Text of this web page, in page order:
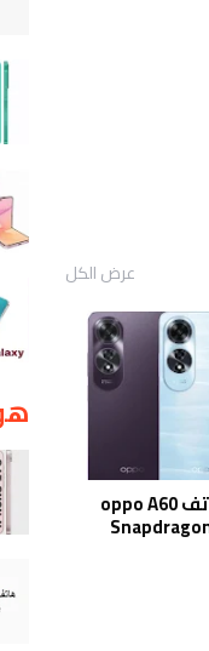
عرض الكل
أوبو تعلن عن هاتف oppo A60